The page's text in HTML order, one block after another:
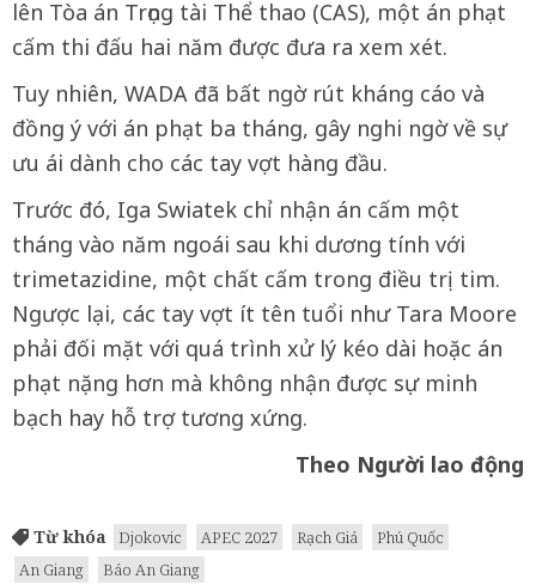
lên Tòa án Trọng tài Thể thao (CAS), một án phạt
cấm thi đấu hai năm được đưa ra xem xét.
Tuy nhiên, WADA đã bất ngờ rút kháng cáo và
đồng ý với án phạt ba tháng, gây nghi ngờ về sự
ưu ái dành cho các tay vợt hàng đầu.
Trước đó, Iga Swiatek chỉ nhận án cấm một
tháng vào năm ngoái sau khi dương tính với
trimetazidine, một chất cấm trong điều trị tim.
Ngược lại, các tay vợt ít tên tuổi như Tara Moore
phải đối mặt với quá trình xử lý kéo dài hoặc án
phạt nặng hơn mà không nhận được sự minh
bạch hay hỗ trợ tương xứng.
Theo Người lao động
Từ khóa Djokovic APEC 2027 Rạch Giá
Phú Quốc
An Giang
Báo An Giang